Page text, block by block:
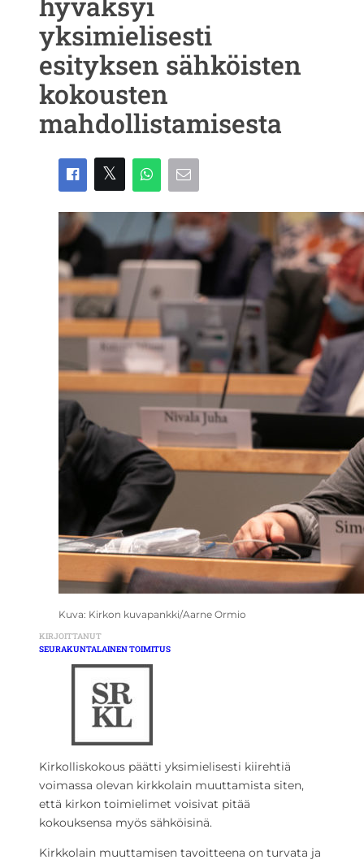
yksimielisesti
esityksen sähköisten
kokousten
mahdollistamisesta
Kuva: Kirkon kuvapankki/Aarne Ormio
KIRJOITTANUT
SEURAKUNTALAINEN TOIMITUS
Kirkolliskokous päätti yksimielisesti kiirehtiä
voimassa olevan kirkkolain muuttamista siten,
että kirkon toimielimet voisivat pitää
kokouksensa myös sähköisinä.
Kirkkolain muuttamisen tavoitteena on turvata ja